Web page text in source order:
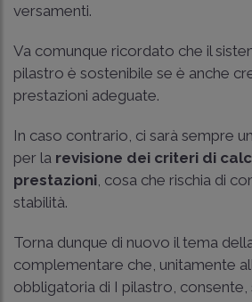
versamenti.
Va comunque ricordato che il
pilastro è sostenibile se è anche
prestazioni adeguate.
In caso contrario, ci sarà sempre
per la revisione dei criteri di
prestazioni , cosa che rischia di
stabilità.
Torna dunque di nuovo il tema
complementare che, unitamente
obbligatoria di I pilastro,